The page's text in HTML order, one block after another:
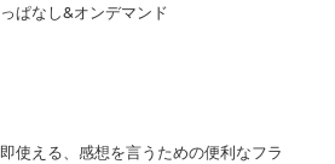
っぱなし&オンデマンド
即使える、感想を言うための便利なフラ